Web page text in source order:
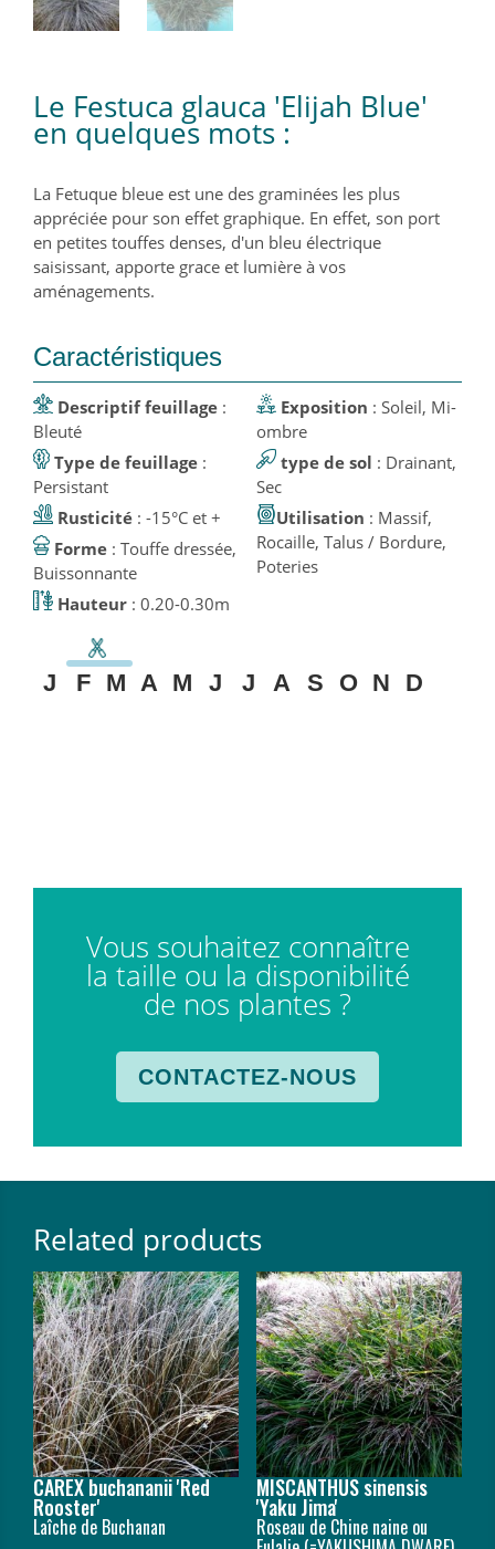
Le Festuca glauca 'Elijah Blue'
en quelques mots :
La Fetuque bleue est une des graminées les plus
appréciée pour son effet graphique. En effet, son port
en petites touffes denses, d'un bleu électrique
saisissant, apporte grace et lumière à vos
aménagements.
Caractéristiques
Descriptif feuillage :
Bleuté
Type de feuillage :
Persistant
Rusticité : -15°C et +
Forme : Touffe dressée,
Buissonnante
Hauteur : 0.20-0.30m
Exposition : Soleil, Mi-
ombre
type de sol : Drainant,
Sec
Utilisation : Massif,
Rocaille, Talus / Bordure,
Poteries
J F M A M J J A S O N D
Vous souhaitez connaître
la taille ou la disponibilité
de nos plantes ?
CONTACTEZ-NOUS
Related products
CAREX buchananii 'Red
Rooster'
Laîche de Buchanan
MISCANTHUS sinensis
'Yaku Jima'
Roseau de Chine naine ou